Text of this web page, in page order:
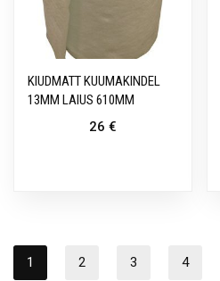
KIUDMATT KUUMAKINDEL
13MM LAIUS 610MM
26 €
1 2 3 4